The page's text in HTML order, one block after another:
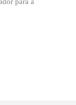
para a